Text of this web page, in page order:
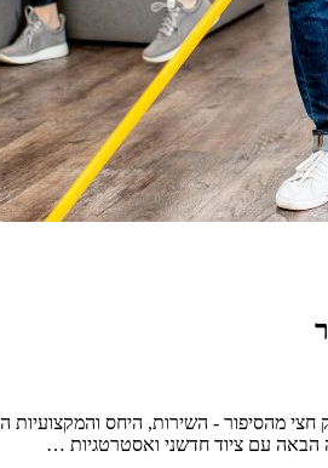
מהסיפור - השירות, היחס
הבאה עם ציוד חדשני ואסטרטגיות …